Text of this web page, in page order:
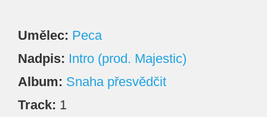
Umělec: Peca
Nadpis: Intro (prod. Majestic)
Album: Snaha přesvědčit
Track: 1